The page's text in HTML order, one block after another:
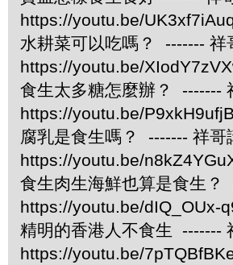
https://youtu.be/
水耕菜可以吃嗎？ ------- 祥
https://youtu.be/
食生太多糖怎麼辦？ -------
https://youtu.be/
腐乳是食生嗎？ ------- 祥哥
https://youtu.be/
食生肉生海鮮也算是食生
https://youtu.be/dIQ_OUx-
精明的香港人不食生 -------
https://youtu.be/